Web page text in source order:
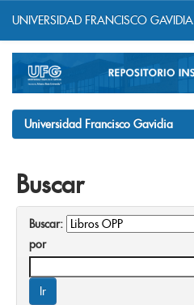
navigation
UNIVERSIDAD FRANCISCO GAVIDIA
Universidad Francisco Gavidia
Buscar
Buscar:
por